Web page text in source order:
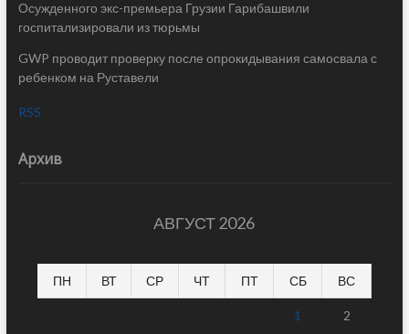
Осужденного экс-премьера Грузии Гарибашвили
госпитализировали из тюрьмы
GWP проводит проверку после опрокидывания самосвала с
ребенком на Руставели
RSS
Архив
АВГУСТ 2026
ПН ВТ СР ЧТ ПТ СБ ВС
1 2